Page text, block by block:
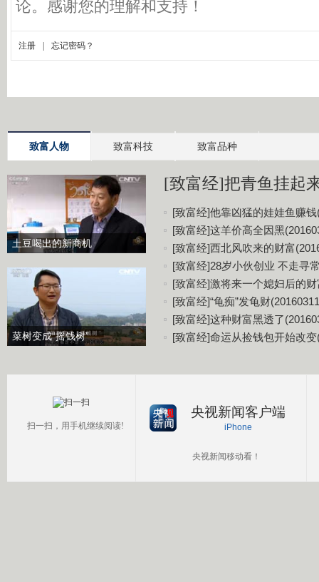
致富人物 致富科技 致富品种
土豆喝出的新商机
菜树变成“摇钱树”
[致富经]把青鱼挂起
[致富经]他靠凶猛的娃娃鱼赚钱
[致富经]这羊价高全因黑
[致富经]西北风吹来的财富
[致富经]28岁小伙创业 不走寻
[致富经]激将来一个媳妇后的
[致富经]“龟痴”发龟财
[致富经]这种财富黑透了
[致富经]命运从捡钱包开始改变
扫一扫，用手机继续阅读!
央视新闻客户端
iPhone
央视新闻移动看！